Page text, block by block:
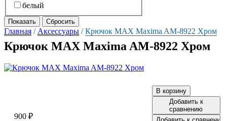
белый
Главная / Аксессуары /Крючок MAX Maxima AM-8922 Хром
Крючок MAX Maxima AM-8922 Хром
900 ₽
Добавить к
сравнению